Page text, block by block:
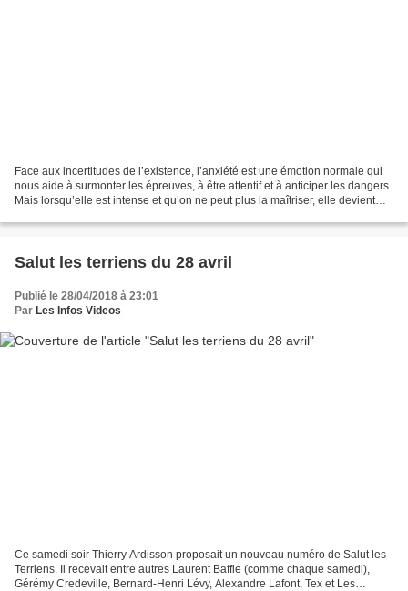
Face aux incertitudes de l’existence, l’anxiété est une émotion normale qui
nous aide à surmonter les épreuves, à être attentif et à anticiper les dangers.
Mais lorsqu’elle est intense et qu’on ne peut plus la maîtriser, elle devient
Salut les terriens du 28 avril
Publié le 28/04/2018 à 23:01
Par Les Infos Videos
Ce samedi soir Thierry Ardisson proposait un nouveau numéro de Salut les
Terriens. Il recevait entre autres Laurent Baffie (comme chaque samedi),
Gérémy Credeville, Bernard-Henri Lévy, Alexandre Lafont, Tex et Les